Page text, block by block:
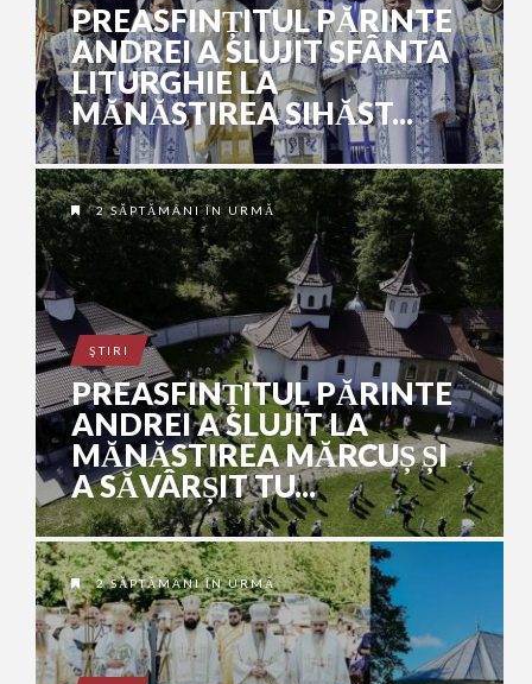
PREASFINȚITUL PĂRINTE
ANDREI A SLUJIT SFÂNTA
LITURGHIE LA
MĂNĂSTIREA SIHĂST...
2 SĂPTĂMÂNI ÎN URMĂ
ŞTIRI
PREASFINȚITUL PĂRINTE
ANDREI A SLUJIT LA
MĂNĂSTIREA MĂRCUȘ ȘI
A SĂVÂRȘIT TU...
2 SĂPTĂMÂNI ÎN URMĂ